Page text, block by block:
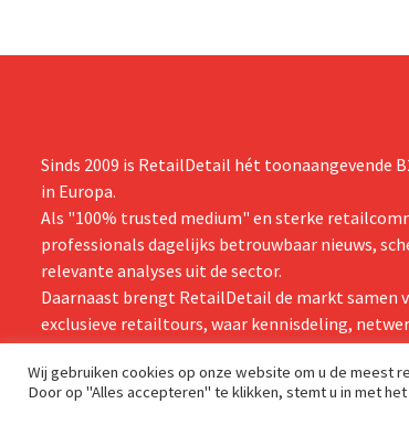
Sinds 2009 is RetailDetail hét toonaangevende
in Europa.
Als "100% trusted medium" en sterke
professionals dagelijks betrouwbaar nieuws,
relevante analyses uit de sector.
Daarnaast brengt RetailDetail de markt samen
exclusieve retailtours, waar kennisdeling,
centraal staan.
Wij gebruiken cookies op onze website om u de meest
Door op "Alles accepteren" te klikken, stemt u in met